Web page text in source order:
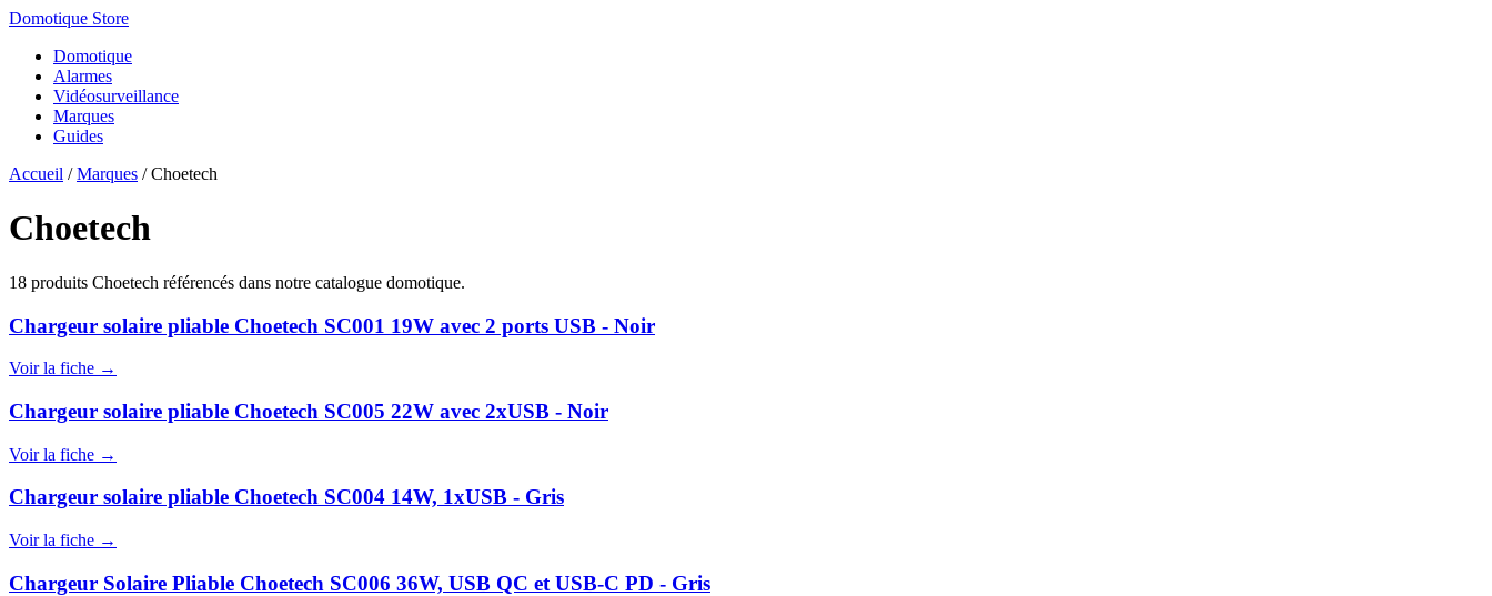
Domotique Store
Domotique
Alarmes
Vidéosurveillance
Marques
Guides
Accueil /Marques /Choetech
Choetech
18 produits Choetech référencés dans notre catalogue domotique.
Chargeur solaire pliable Choetech SC001 19W avec 2 ports USB - Noir
Voir la fiche →
Chargeur solaire pliable Choetech SC005 22W avec 2xUSB - Noir
Voir la fiche →
Chargeur solaire pliable Choetech SC004 14W, 1xUSB - Gris
Voir la fiche →
Chargeur Solaire Pliable Choetech SC006 36W, USB QC et USB-C PD - Gris